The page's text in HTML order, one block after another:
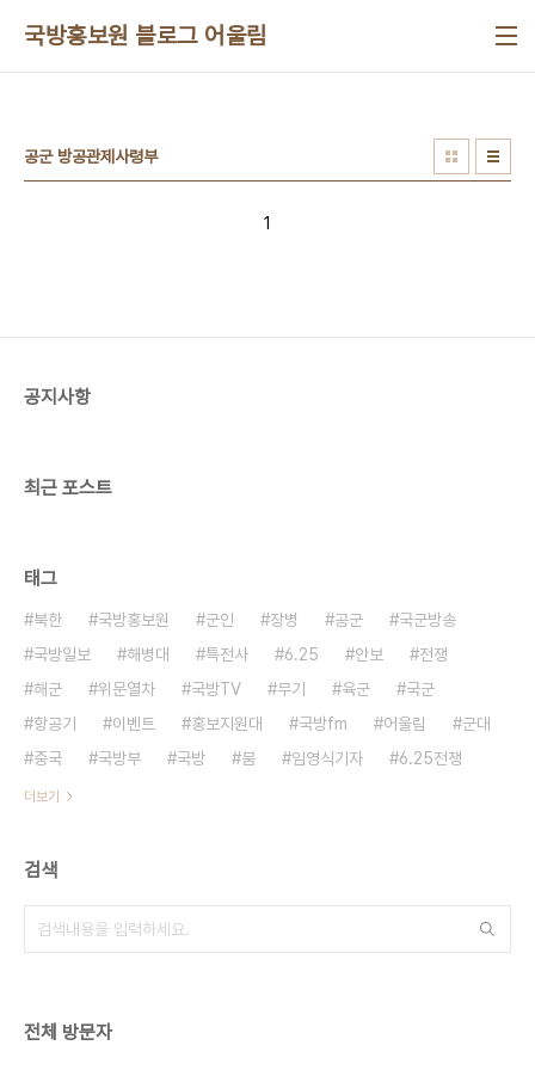
국방홍보원 블로그 어울림
공군 방공관제사령부
1
공지사항
최근 포스트
태그
북한 국방홍보원 군인 장병 공군
국군방송
국방일보
해병대 특전사 6.25 안보
전쟁
해군
위문열차 국방TV 무기 육군
국군
항공기
이벤트 홍보지원대 국방fm 어울림
군대
중국
국방부 국방 붐 임영식기자 6.25전쟁
더보기
검색
전체 방문자